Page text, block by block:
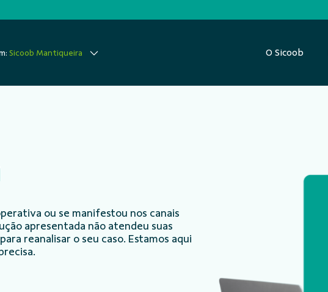
Sicoob Mantiqueira O Sicoob
ou se manifestou nos canais
apresentada não atendeu suas
reanalisar o seu caso. Estamos aqui